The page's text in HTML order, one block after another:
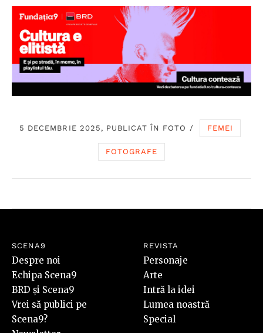
5 DECEMBRIE 2025, PUBLICAT ÎN FOTO / FEMEI
FOTOGRAFE
SCENA9
Despre noi
Echipa Scena9
BRD și Scena9
Vrei să publici pe
Scena9?
REVISTA
Personaje
Arte
Intră la idei
Lumea noastră
Special